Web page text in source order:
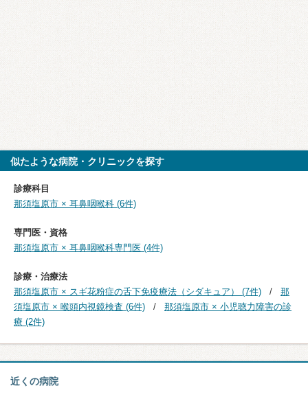
似たような病院・クリニックを探す
診療科目
那須塩原市 × 耳鼻咽喉科 (6件)
専門医・資格
那須塩原市 × 耳鼻咽喉科専門医 (4件)
診療・治療法
那須塩原市 × スギ花粉症の舌下免疫療法（シダキュア） (7件)
那
須塩原市 × 喉頭内視鏡検査 (6件)
那須塩原市 × 小児聴力障害の診
療 (2件)
近くの病院